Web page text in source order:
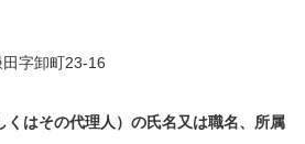
字卸町23-16
くはその代理人）の氏名又は職名、所属